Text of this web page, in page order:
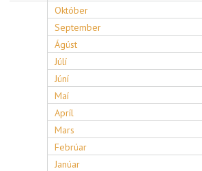
Október
September
Ágúst
Júlí
Júní
Maí
Apríl
Mars
Febrúar
Janúar